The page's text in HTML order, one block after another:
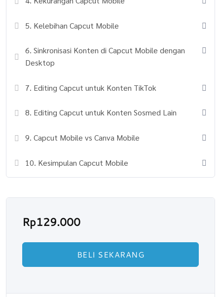
5. Kelebihan Capcut Mobile
6. Sinkronisasi Konten di Capcut Mobile dengan
Desktop
7. Editing Capcut untuk Konten TikTok
8. Editing Capcut untuk Konten Sosmed Lain
9. Capcut Mobile vs Canva Mobile
10. Kesimpulan Capcut Mobile
Rp129.000
BELI SEKARANG